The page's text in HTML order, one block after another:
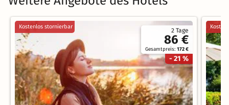
2 Tage
86 €
Gesamtpreis:172 €
- 21 %
Kostenlos stornierbar